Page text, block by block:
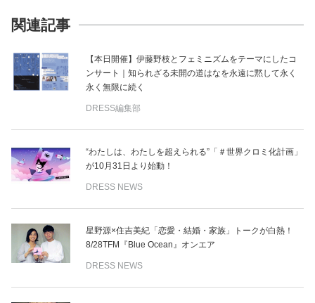
関連記事
【本日開催】伊藤野枝とフェミニズムをテーマにしたコ
ンサート｜知られざる未開の道はなを永遠に黙して永く
永く無限に続く
DRESS編集部
“わたしは、わたしを超えられる”「＃世界クロミ化計画」
が10月31日より始動！
DRESS NEWS
星野源×住吉美紀「恋愛・結婚・家族」トークが白熱！
8/28TFM『Blue Ocean』オンエア
DRESS NEWS